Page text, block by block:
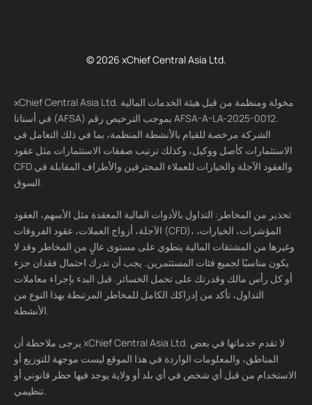
© 2026 xChief Central Asia Ltd.
xChief Central Asia Ltd. مخولة ومنظمة من قبل هيئة الخدمات المالية
في أستانا (AFSA) بموجب الترخيص رقم AFSA-A-LA-2025-0012.
الشركة مرخصة للقيام بالأنشطة المنظمة، بما في ذلك التعامل في
الاستثمارات كأصل ووكيل، وكذلك ترتيب صفقات الاستثمارات مثل عقود
CFD والعقود الآجلة والخيارات للعملاء المحترفين والأطراف المقابلة في
السوق.
تحذير من المخاطر: التداول بالأدوات المالية المعقدة مثل الأسهم، العقود
الآجلة، أزواج العملات، عقود الفروقات (CFD)، المؤشرات، الخيارات،
وغيرها من المشتقات المالية ينطوي على مستوى عالٍ من المخاطر وقد لا
يكون مناسبًا لجميع فئات المستثمرين. يجب أن تدرك احتمال فقدان جزء
أو كل رأس مالك وقدرتك على تحمل الخسائر. قبل البدء بإجراء معاملات
التداول، تأكد من إدراكك الكامل للمخاطر المرتبطة بهذا النوع من
الأنشطة.
يرجى ملاحظة أن xChief Central Asia Ltd. لا تقدم خدماتها في بعض
المناطق، والمعلومات الواردة في هذا الموقع ليست موجهة للتوزيع أو
الاستخدام من قبل أي شخص في أي بلد أو ولاية يوجد فيها حظر قانوني أو
تنظيمي.